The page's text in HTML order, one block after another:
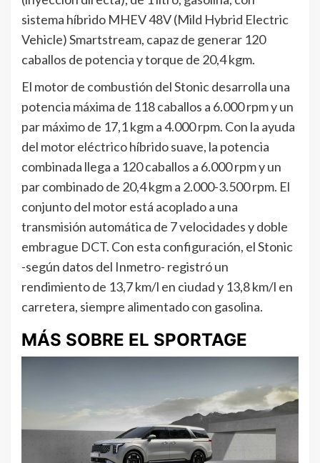
sistema híbrido MHEV 48V (Mild Hybrid Electric
Vehicle) Smartstream, capaz de generar 120
caballos de potencia y torque de 20,4 kgm.
El motor de combustión del Stonic desarrolla una
potencia máxima de 118 caballos a 6.000 rpm y un
par máximo de 17,1 kgm a 4.000 rpm. Con la ayuda
del motor eléctrico híbrido suave, la potencia
combinada llega a 120 caballos a 6.000 rpm y un
par combinado de 20,4 kgm a 2.000-3.500 rpm. El
conjunto del motor está acoplado a una
transmisión automática de 7 velocidades y doble
embrague DCT. Con esta configuración, el Stonic
-según datos del Inmetro- registró un
rendimiento de 13,7 km/l en ciudad y 13,8 km/l en
carretera, siempre alimentado con gasolina.
MÁS SOBRE EL SPORTAGE